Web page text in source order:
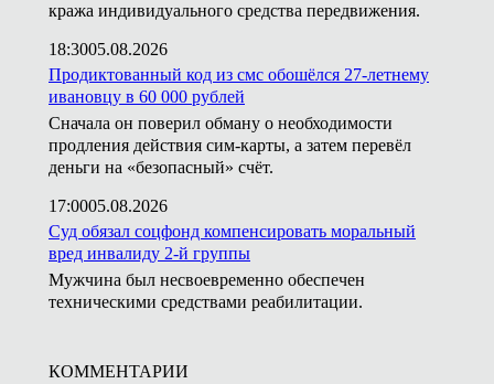
кража индивидуального средства передвижения.
18:3005.08.2026
Продиктованный код из смс обошёлся 27-летнему
ивановцу в 60 000 рублей
Сначала он поверил обману о необходимости
продления действия сим-карты, а затем перевёл
деньги на «безопасный» счёт.
17:0005.08.2026
Суд обязал соцфонд компенсировать моральный
вред инвалиду 2-й группы
Мужчина был несвоевременно обеспечен
техническими средствами реабилитации.
КОММЕНТАРИИ